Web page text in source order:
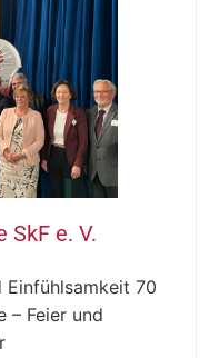
e. V.
Einfühlsamkeit 70
– Feier und